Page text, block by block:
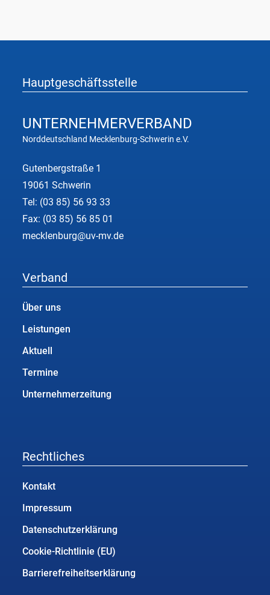
Hauptgeschäftsstelle
UNTERNEHMERVERBAND
Norddeutschland Mecklenburg-Schwerin e.V.
Gutenbergstraße 1
19061 Schwerin
Tel: (03 85) 56 93 33
Fax: (03 85) 56 85 01
mecklenburg@uv-mv.de
Verband
Über uns
Leistungen
Aktuell
Termine
Unternehmerzeitung
Rechtliches
Kontakt
Impressum
Datenschutzerklärung
Cookie-Richtlinie (EU)
Barrierefreiheitserklärung